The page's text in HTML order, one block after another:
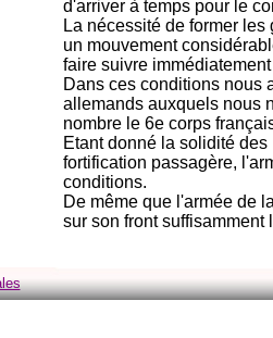
d'arriver à temps pour le
La nécessité de former
un mouvement
faire suivre
Dans ces conditions nous
allemands auxquels nous
nombre le 6e corps
Etant donné la solidité
fortification passagère,
conditions.
De même que l'armée de
sur son front suffisamment